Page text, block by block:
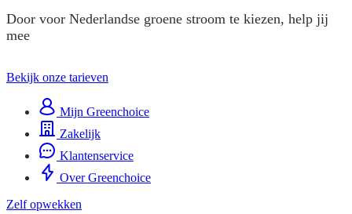
Door voor Nederlandse groene stroom te kiezen, help jij
mee
Bekijk onze tarieven
Mijn Greenchoice
Zakelijk
Klantenservice
Over Greenchoice
Zelf opwekken